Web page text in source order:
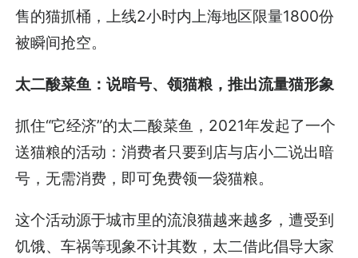
售的猫抓桶，上线2小时内上海地区限量1800份
被瞬间抢空。
太二酸菜鱼：说暗号、领猫粮，推出流量猫形象
抓住“它经济”的太二酸菜鱼，2021年发起了一个
送猫粮的活动：消费者只要到店与店小二说出暗
号，无需消费，即可免费领一袋猫粮。
这个活动源于城市里的流浪猫越来越多，遭受到
饥饿、车祸等现象不计其数，太二借此倡导大家